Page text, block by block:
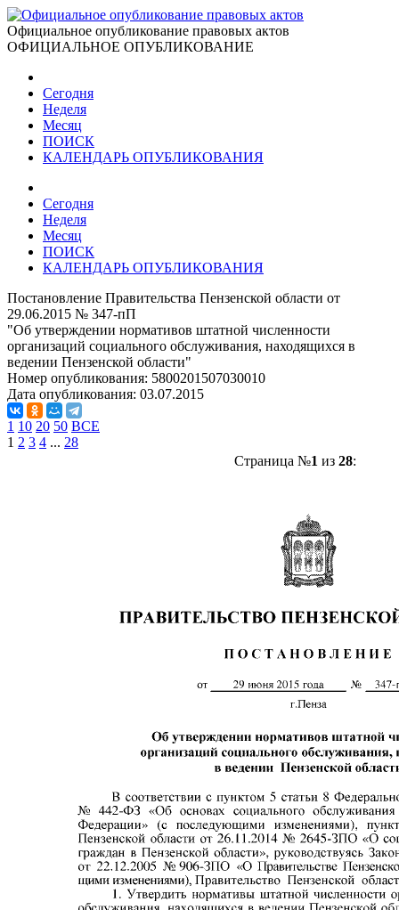
Официальное опубликование правовых актов
ОФИЦИАЛЬНОЕ ОПУБЛИКОВАНИЕ
Сегодня
Неделя
Месяц
ПОИСК
КАЛЕНДАРЬ ОПУБЛИКОВАНИЯ
Сегодня
Неделя
Месяц
ПОИСК
КАЛЕНДАРЬ ОПУБЛИКОВАНИЯ
Постановление Правительства Пензенской области от
29.06.2015 № 347-пП
"Об утверждении нормативов штатной численности
организаций социального обслуживания, находящихся в
ведении Пензенской области"
Номер опубликования: 5800201507030010
Дата опубликования: 03.07.2015
1 10 20 50 ВСЕ
1 2 3 4 ... 28
Страница №1 из 28: